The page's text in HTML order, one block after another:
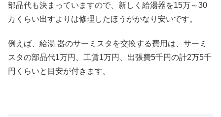
部品代も決まっていますので、新しく給湯器を15万～30
万くらい出すよりは修理したほうがかなり安いです。
例えば、給湯 器のサーミスタを交換する費用は、サーミ
スタの部品代1万円、工賃1万円、出張費5千円の計2万5千
円くらいと目安が付きます。